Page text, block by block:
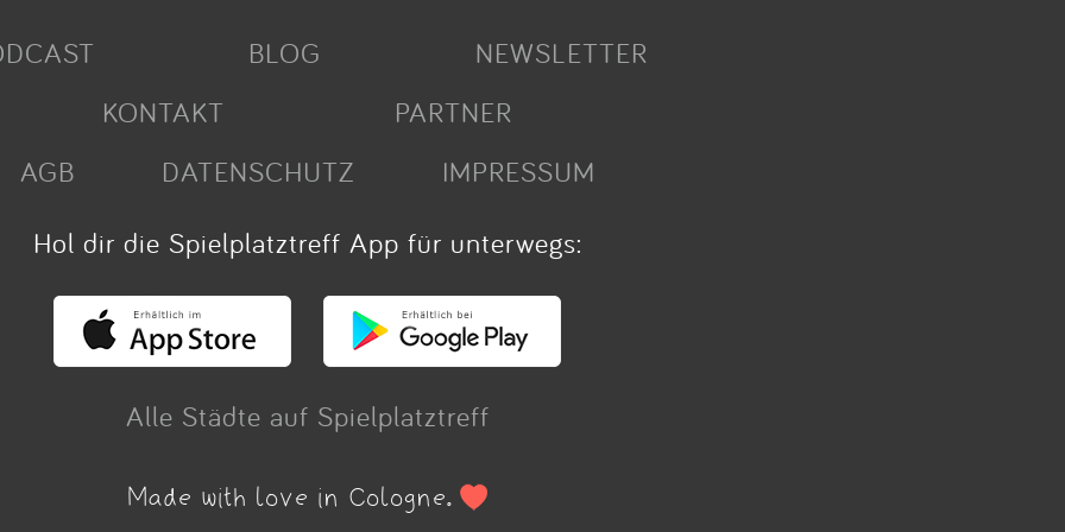
BLOG
NEWSLETTER
KONTAKT
PARTNER
AGB
DATENSCHUTZ
IMPRESSUM
Hol dir die Spielplatztreff App für unterwegs:
Alle Städte auf Spielplatztreff
Made with love in Cologne.